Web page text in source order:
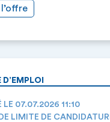
D’EMPLOI
LE 07.07.2026 11:10
LIMITE DE